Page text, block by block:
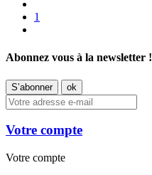
1
Abonnez vous à la newsletter !
Votre compte
Votre compte